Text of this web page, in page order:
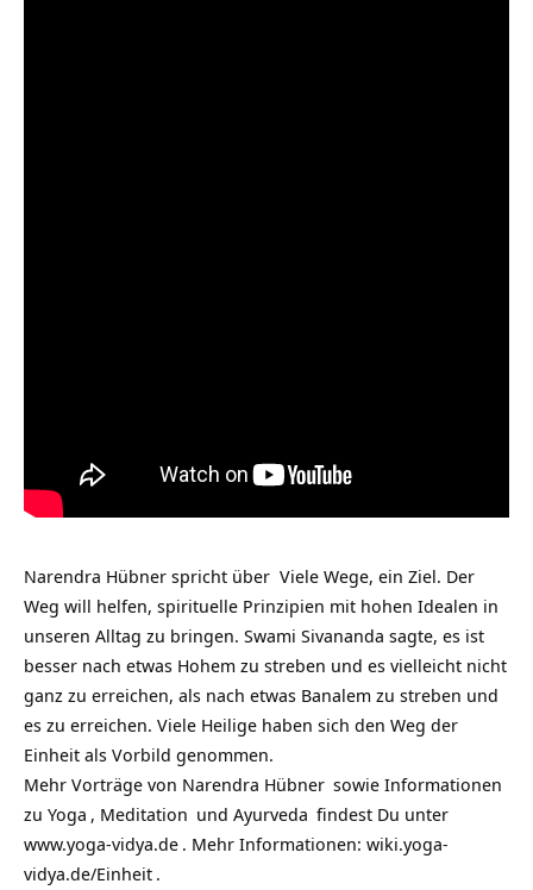
Narendra Hübner spricht über Viele Wege, ein Ziel. Der
Weg will helfen, spirituelle Prinzipien mit hohen Idealen in
unseren Alltag zu bringen. Swami Sivananda sagte, es ist
besser nach etwas Hohem zu streben und es vielleicht nicht
ganz zu erreichen, als nach etwas Banalem zu streben und
es zu erreichen. Viele Heilige haben sich den Weg der
Einheit als Vorbild genommen.
Mehr Vorträge von Narendra Hübner sowie Informationen
zu Yoga , Meditation und Ayurveda findest Du unter
www.yoga-vidya.de . Mehr Informationen: wiki.yoga-
vidya.de/Einheit .